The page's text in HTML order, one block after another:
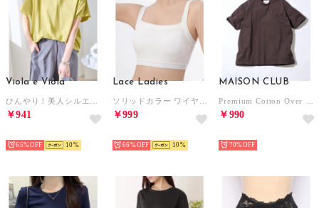
Viola e Viola
￥941
65% 10
Lace Ladies
￥999
66% 10
MAISON CLUB
￥990
70%